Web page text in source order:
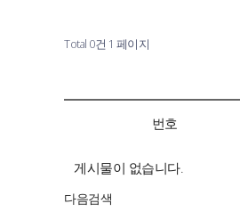
Total 0건 1 페이지
번호
게시물이 없습니다.
다음검색